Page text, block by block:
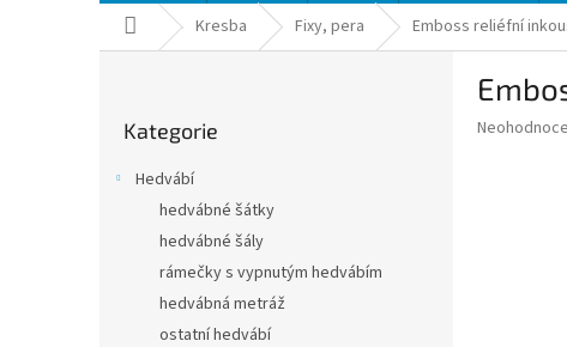
Domů Kresba Fixy, pera Emboss reliéfní
kategorie
Kategorie
Hedvábí
hedvábné šátky
hedvábné šály
rámečky s vypnutým hedvábím
hedvábná metráž
ostatní hedvábí
Průměrné